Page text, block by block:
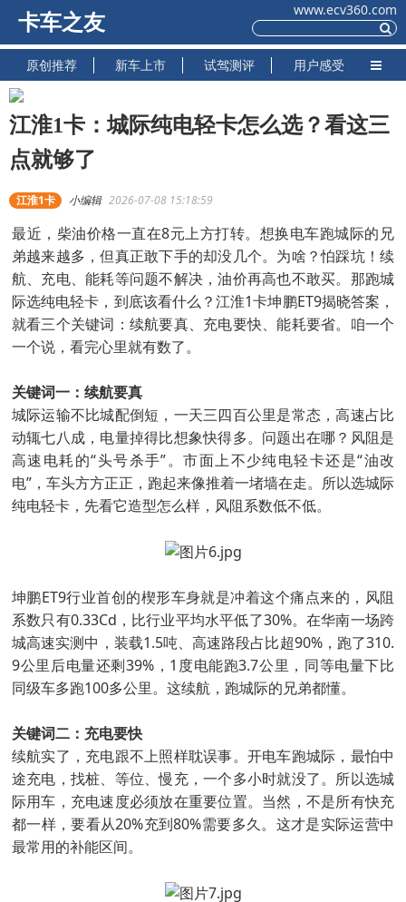
卡车之友
www.ecv360.com
原创推荐 新车上市 试驾测评 用户感受
江淮1卡：城际纯电轻卡怎么选？看这三
点就够了
江淮1卡 小编辑 2026-07-08 15:18:59
最近，柴油价格一直在8元上方打转。想换电车跑城际的兄
弟越来越多，但真正敢下手的却没几个。为啥？怕踩坑！续
航、充电、能耗等问题不解决，油价再高也不敢买。那跑城
际选纯电轻卡，到底该看什么？江淮1卡坤鹏ET9揭晓答案，
就看三个关键词：续航要真、充电要快、能耗要省。咱一个
一个说，看完心里就有数了。
关键词一：续航要真
城际运输不比城配倒短，一天三四百公里是常态，高速占比
动辄七八成，电量掉得比想象快得多。问题出在哪？风阻是
高速电耗的“头号杀手”。市面上不少纯电轻卡还是“油改
电”，车头方方正正，跑起来像推着一堵墙在走。所以选城际
纯电轻卡，先看它造型怎么样，风阻系数低不低。
坤鹏ET9行业首创的楔形车身就是冲着这个痛点来的，风阻
系数只有0.33Cd，比行业平均水平低了30%。在华南一场跨
城高速实测中，装载1.5吨、高速路段占比超90%，跑了310.
9公里后电量还剩39%，1度电能跑3.7公里，同等电量下比
同级车多跑100多公里。这续航，跑城际的兄弟都懂。
关键词二：充电要快
续航实了，充电跟不上照样耽误事。开电车跑城际，最怕中
途充电，找桩、等位、慢充，一个多小时就没了。所以选城
际用车，充电速度必须放在重要位置。当然，不是所有快充
都一样，要看从20%充到80%需要多久。这才是实际运营中
最常用的补能区间。